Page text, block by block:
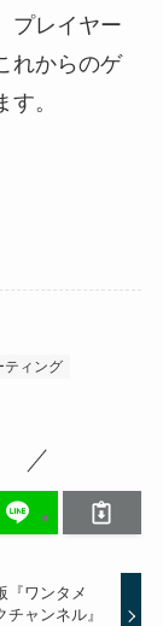
プレイヤー
れからのゲ
。
ティング
『ワンタメ
チャンネル』